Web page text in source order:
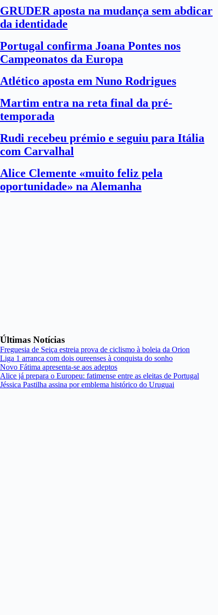
GRUDER aposta na mudança sem abdicar
da identidade
Portugal confirma Joana Pontes nos
Campeonatos da Europa
Atlético aposta em Nuno Rodrigues
Martim entra na reta final da pré-
temporada
Rudi recebeu prémio e seguiu para Itália
com Carvalhal
Alice Clemente «muito feliz pela
oportunidade» na Alemanha
Últimas Notícias
Freguesia de Seiça estreia prova de ciclismo à boleia da Orion
Liga 1 arranca com dois oureenses à conquista do sonho
Novo Fátima apresenta-se aos adeptos
Alice já prepara o Europeu: fatimense entre as eleitas de Portugal
Jéssica Pastilha assina por emblema histórico do Uruguai